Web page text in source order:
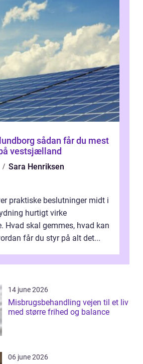
får du mest
vestsjælland
Sara Henriksen
praktiske beslutninger midt i
hurtigt virke
Hvad skal gemmes, hvad kan
får du styr på alt det...
14 june 2026
Misbrugsbehandling vejen til et liv
med større frihed og balance
06 june 2026